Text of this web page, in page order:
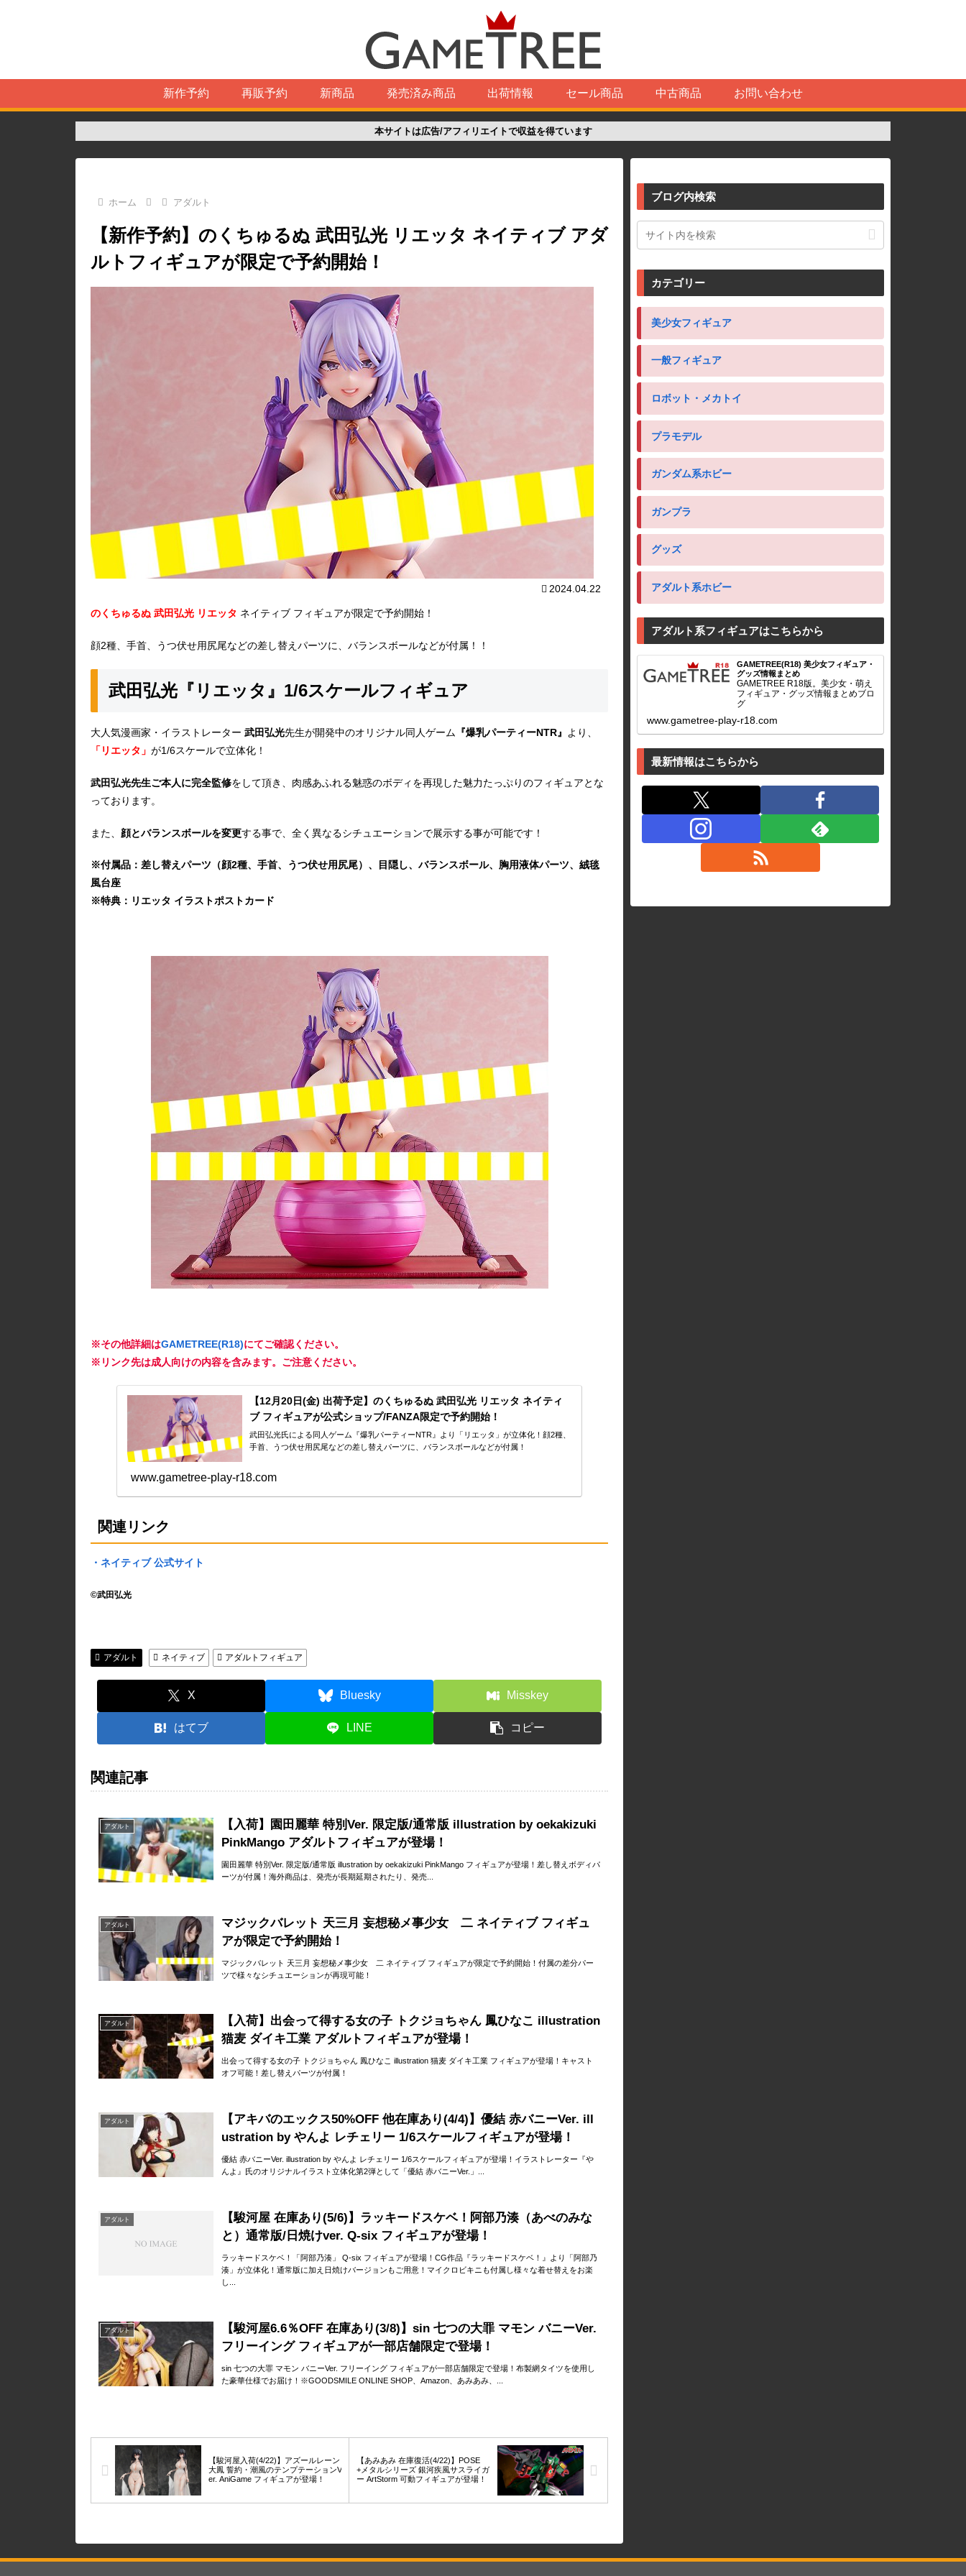
新作予約 再販予約 新商品 発売済み商品 出荷情報 セール商品 中古商品 お問い合わせ
本サイトは広告/アフィリエイトで収益を得ています
ホーム アダルト
【新作予約】のくちゅるぬ 武田弘光 リエッタ ネイティブ アダ
ルトフィギュアが限定で予約開始！
2024.04.22
のくちゅるぬ 武田弘光 リエッタ ネイティブ フィギュアが限定で予約開始！
顔2種、手首、うつ伏せ用尻尾などの差し替えパーツに、バランスボールなどが付属！！
武田弘光『リエッタ』1/6スケールフィギュア
大人気漫画家・イラストレーター 武田弘光先生が開発中のオリジナル同人ゲーム 『爆乳パーティーNTR』 より、
「リエッタ」 が1/6スケールで立体化！
武田弘光先生ご本人に完全監修をして頂き、肉感あふれる魅惑のボディを再現した魅力たっぷりのフィギュアとな
っております。
また、 顔とバランスボールを変更する事で、全く異なるシチュエーションで展示する事が可能です！
※付属品：差し替えパーツ（顔2種、手首、うつ伏せ用尻尾）、目隠し、バランスボール、胸用液体パーツ、絨毯
風台座
※特典：リエッタ イラストポストカード
※その他詳細はGAMETREE(R18)にてご確認ください。
※リンク先は成人向けの内容を含みます。ご注意ください。
【12月20日(金) 出荷予定】のくちゅるぬ 武田弘光 リエッタ ネイティ
ブ フィギュアが公式ショップ/FANZA限定で予約開始！
武田弘光氏による同人ゲーム『爆乳パーティーNTR』より「リエッタ」が立体化！顔2種、
手首、うつ伏せ用尻尾などの差し替えパーツに、バランスボールなどが付属！
www.gametree-play-r18.com
関連リンク
・ネイティブ 公式サイト
©武田弘光
アダルト ネイティブ アダルトフィギュア
X Bluesky Misskey
はてブ LINE コピー
関連記事
アダルト
【入荷】園田麗華 特別Ver. 限定版/通常版 illustration by oekakizuki
PinkMango アダルトフィギュアが登場！
園田麗華 特別Ver. 限定版/通常版 illustration by oekakizuki PinkMango フィギュアが登場！差し替えボディパ
ーツが付属！海外商品は、発売が長期延期されたり、発売...
アダルト
マジックバレット 天三月 妄想秘メ事少女 二 ネイティブ フィギュ
アが限定で予約開始！
マジックバレット 天三月 妄想秘メ事少女 二 ネイティブ フィギュアが限定で予約開始！付属の差分パー
ツで様々なシチュエーションが再現可能！
アダルト
【入荷】出会って得する女の子 トクジョちゃん 鳳ひなこ illustration
猫麦 ダイキ工業 アダルトフィギュアが登場！
出会って得する女の子 トクジョちゃん 鳳ひなこ illustration 猫麦 ダイキ工業 フィギュアが登場！キャスト
オフ可能！差し替えパーツが付属！
アダルト
【アキバのエックス50%OFF 他在庫あり(4/4)】優結 赤バニーVer. ill
ustration by やんよ レチェリー 1/6スケールフィギュアが登場！
優結 赤バニーVer. illustration by やんよ レチェリー 1/6スケールフィギュアが登場！イラストレーター『や
んよ』氏のオリジナルイラスト立体化第2弾として「優結 赤バニーVer.」...
アダルト
【駿河屋 在庫あり(5/6)】ラッキードスケベ！阿部乃湊（あべのみな
と）通常版/日焼けver. Q-six フィギュアが登場！
ラッキードスケベ！「阿部乃湊」 Q-six フィギュアが登場！CG作品『ラッキードスケベ！』より「阿部乃
湊」が立体化！通常版に加え日焼けバージョンもご用意！マイクロビキニも付属し様々な着せ替えをお楽
し...
アダルト
【駿河屋6.6％OFF 在庫あり(3/8)】sin 七つの大罪 マモン バニーVer.
フリーイング フィギュアが一部店舗限定で登場！
sin 七つの大罪 マモン バニーVer. フリーイング フィギュアが一部店舗限定で登場！布製網タイツを使用し
た豪華仕様でお届け！※GOODSMILE ONLINE SHOP、Amazon、あみあみ、...
【駿河屋入荷(4/22)】アズールレーン
大鳳 誓約・潮風のテンプテーションV
er. AniGame フィギュアが登場！
【あみあみ 在庫復活(4/22)】POSE
+メタルシリーズ 銀河疾風サスライガ
ー ArtStorm 可動フィギュアが登場！
ブログ内検索
カテゴリー
美少女フィギュア
一般フィギュア
ロボット・メカトイ
プラモデル
ガンダム系ホビー
ガンプラ
グッズ
アダルト系ホビー
アダルト系フィギュアはこちらから
GAMETREE(R18) 美少女フィギュア・
グッズ情報まとめ
GAMETREE R18版。美少女・萌え
フィギュア・グッズ情報まとめブロ
グ
www.gametree-play-r18.com
最新情報はこちらから